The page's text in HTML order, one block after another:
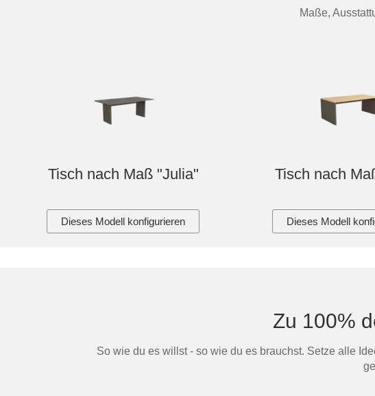
Maße,
Tisch nach Maß "Julia"
Dieses Modell konfigurieren
Tisch nach
Dieses Modell
Zu 100%
So wie du es willst - so wie du es brauchst. Setze alle